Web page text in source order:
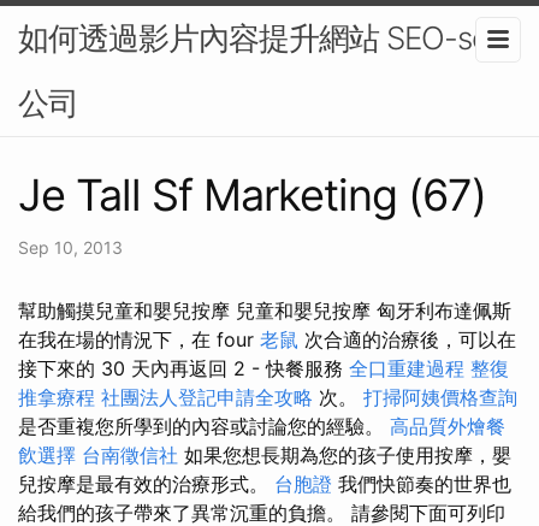
如何透過影片內容提升網站 SEO-seo
公司
Je Tall Sf Marketing (67)
Sep 10, 2013
幫助觸摸兒童和嬰兒按摩 兒童和嬰兒按摩 匈牙利布達佩斯
在我在場的情況下，在 four 老鼠 次合適的治療後，可以在
接下來的 30 天內再返回 2 - 快餐服務 全口重建過程 整復
推拿療程 社團法人登記申請全攻略 次。 打掃阿姨價格查詢
是否重複您所學到的內容或討論您的經驗。 高品質外燴餐
飲選擇 台南徵信社 如果您想長期為您的孩子使用按摩，嬰
兒按摩是最有效的治療形式。 台胞證 我們快節奏的世界也
給我們的孩子帶來了異常沉重的負擔。 請參閱下面可列印